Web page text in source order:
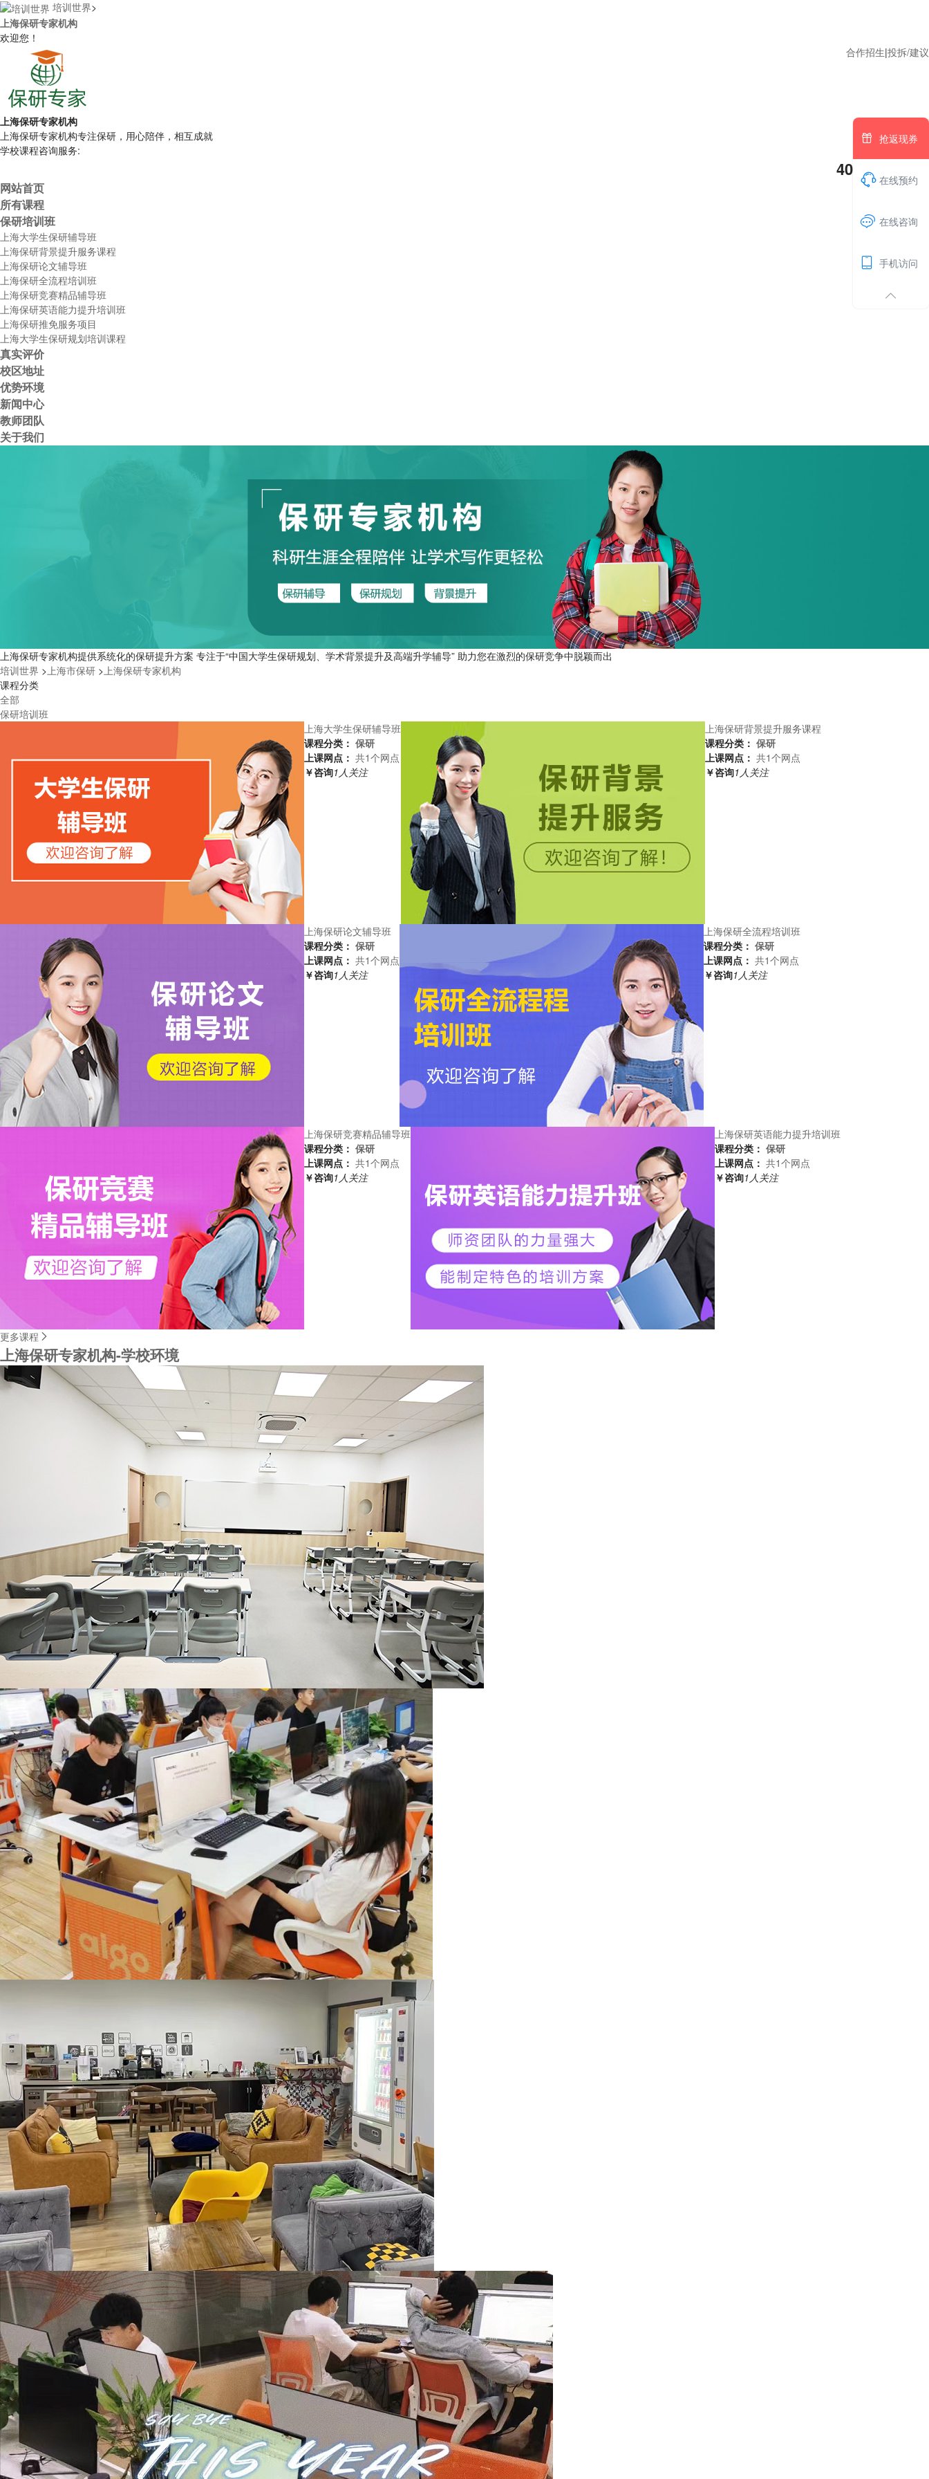
培训世界>
上海保研专家机构
欢迎您！
合作招生|投拆/建议
上海保研专家机构
上海保研专家机构专注保研，用心陪伴，相互成就
学校课程咨询服务:
400-688-0112
网站首页
所有课程
保研培训班
上海大学生保研辅导班
上海保研背景提升服务课程
上海保研论文辅导班
上海保研全流程培训班
上海保研竞赛精品辅导班
上海保研英语能力提升培训班
上海保研推免服务项目
上海大学生保研规划培训课程
真实评价
校区地址
优势环境
新闻中心
教师团队
关于我们
上海保研专家机构提供系统化的保研提升方案 专注于“中国大学生保研规划、学术背景提升及高端升学辅导” 助力您在激烈的保研竞争中脱颖而出
培训世界 > 上海市保研 > 上海保研专家机构
课程分类
全部
保研培训班
上海大学生保研辅导班
课程分类： 保研
上课网点： 共1个网点
￥咨询1人关注
上海保研背景提升服务课程
课程分类： 保研
上课网点： 共1个网点
￥咨询1人关注
上海保研论文辅导班
课程分类： 保研
上课网点： 共1个网点
￥咨询1人关注
上海保研全流程培训班
课程分类： 保研
上课网点： 共1个网点
￥咨询1人关注
上海保研竞赛精品辅导班
课程分类： 保研
上课网点： 共1个网点
￥咨询1人关注
上海保研英语能力提升培训班
课程分类： 保研
上课网点： 共1个网点
￥咨询1人关注
更多课程
上海保研专家机构-学校环境
 抢返现券
 在线预约

1 在线咨询
 手机访问